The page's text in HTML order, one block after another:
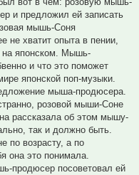
и предложил ей записать
мышь-Соня
не хватит опыта в пении,
на японском. Мышь-
и что это поможет
японской поп-музыки.
мыша-продюсера.
розовой мыши-Соне
рассказала об этом мышу-
так и должно быть.
по возрасту, а по
она это понимала.
продюсер посоветовал ей